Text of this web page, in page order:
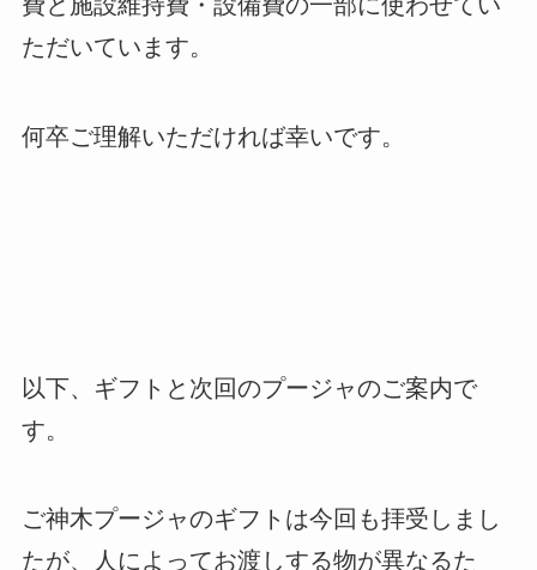
ただいています。
何卒ご理解いただければ幸いです。
以下、ギフトと次回のプージャのご案内で
す。
ご神木プージャのギフトは今回も拝受しまし
たが、人によってお渡しする物が異なるた